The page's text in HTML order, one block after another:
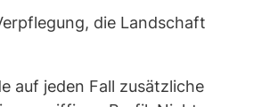
die Landschaft
auf jeden Fall zusätzliche